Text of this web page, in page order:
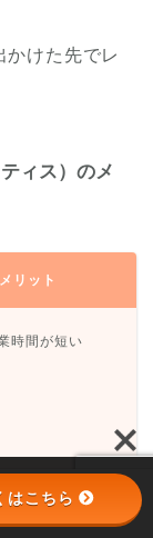
かけた先でレ
ィス）のメ
リット
時間が短い
ル パーソナルジム
はこちら